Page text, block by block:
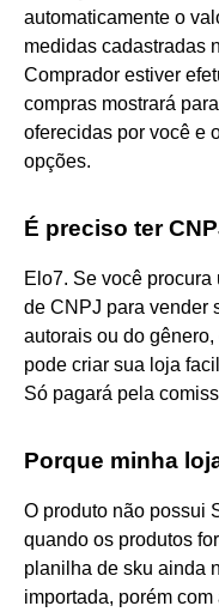
automaticamente o
medidas cadastradas
Comprador estiver
compras mostrará
oferecidas por você e
opções.
É preciso ter
Elo7. Se você
de CNPJ para vender
autorais ou do
pode criar sua loja
Só pagará pela
Porque minha
O produto não possui
quando os produtos
planilha de sku ainda
importada, porém